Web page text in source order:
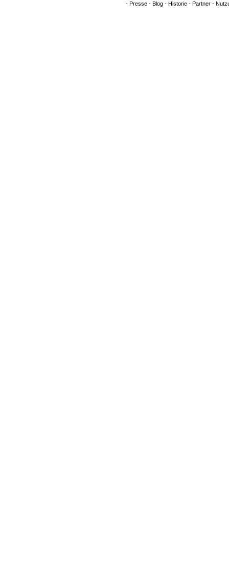
- Presse- Blog- Historie- Partner-